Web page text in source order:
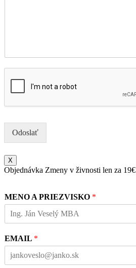
Odoslať
X
Objednávka Zmeny v živnosti len za 19€
MENO A PRIEZVISKO *
EMAIL *